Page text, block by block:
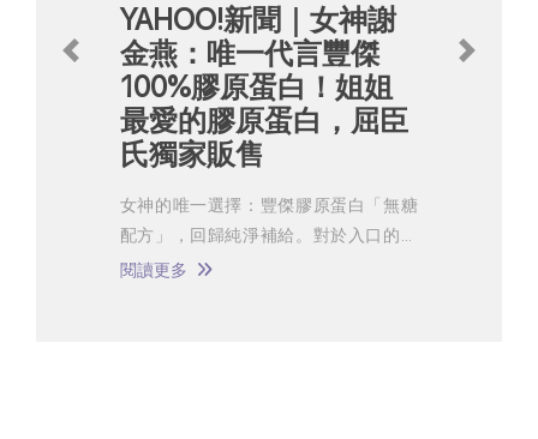
YAHOO!新聞｜女神謝
金燕：唯一代言豐傑
100%膠原蛋白！姐姐
最愛的膠原蛋白，屈臣
氏獨家販售
女神的唯一選擇：豐傑膠原蛋白「無糖
配方」，回歸純淨補給。對於入口的保
健品，謝金燕有著近乎挑剔的標準。她
閱讀更多
Previous Next